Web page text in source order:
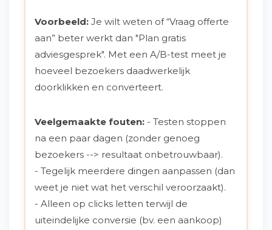
Voorbeeld: Je wilt weten of “Vraag offerte
aan” beter werkt dan "Plan gratis
adviesgesprek". Met een A/B-test meet je
hoeveel bezoekers daadwerkelijk
doorklikken en converteert.
Veelgemaakte fouten: - Testen stoppen
na een paar dagen (zonder genoeg
bezoekers --> resultaat onbetrouwbaar).
- Tegelijk meerdere dingen aanpassen (dan
weet je niet wat het verschil veroorzaakt).
- Alleen op clicks letten terwijl de
uiteindelijke conversie (bv. een aankoop)